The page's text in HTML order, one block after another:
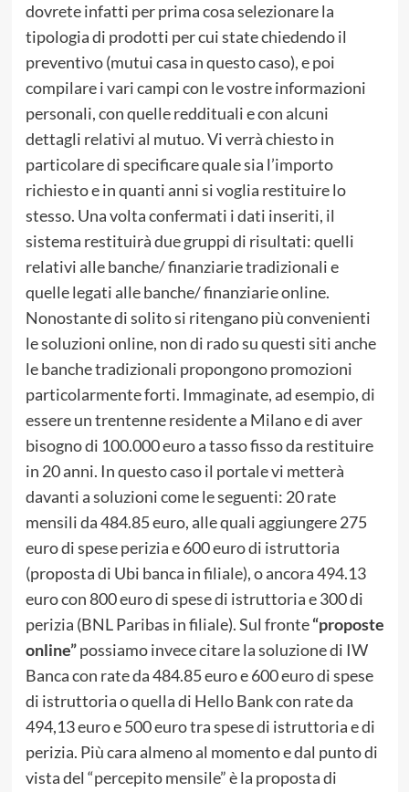
dovrete infatti per prima cosa selezionare la
tipologia di prodotti per cui state chiedendo il
preventivo (mutui casa in questo caso), e poi
compilare i vari campi con le vostre informazioni
personali, con quelle reddituali e con alcuni
dettagli relativi al mutuo. Vi verrà chiesto in
particolare di specificare quale sia l’importo
richiesto e in quanti anni si voglia restituire lo
stesso. Una volta confermati i dati inseriti, il
sistema restituirà due gruppi di risultati: quelli
relativi alle banche/ finanziarie tradizionali e
quelle legati alle banche/ finanziarie online.
Nonostante di solito si ritengano più convenienti
le soluzioni online, non di rado su questi siti anche
le banche tradizionali propongono promozioni
particolarmente forti. Immaginate, ad esempio, di
essere un trentenne residente a Milano e di aver
bisogno di 100.000 euro a tasso fisso da restituire
in 20 anni. In questo caso il portale vi metterà
davanti a soluzioni come le seguenti: 20 rate
mensili da 484.85 euro, alle quali aggiungere 275
euro di spese perizia e 600 euro di istruttoria
(proposta di Ubi banca in filiale), o ancora 494.13
euro con 800 euro di spese di istruttoria e 300 di
perizia (BNL Paribas in filiale). Sul fronte“proposte
online”possiamo invece citare la soluzione di IW
Banca con rate da 484.85 euro e 600 euro di spese
di istruttoria o quella di Hello Bank con rate da
494,13 euro e 500 euro tra spese di istruttoria e di
perizia. Più cara almeno al momento e dal punto di
vista del “percepito mensile” è la proposta di